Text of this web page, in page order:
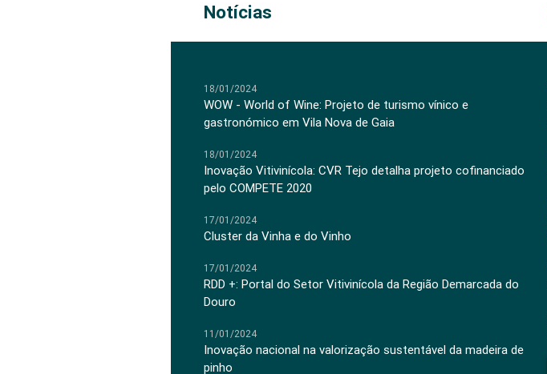
Notícias
18/01/2024
WOW - World of Wine: Projeto de turismo vínico e
gastronómico em Vila Nova de Gaia
18/01/2024
Inovação Vitivinícola: CVR Tejo detalha projeto cofinanciado
pelo COMPETE 2020
17/01/2024
Cluster da Vinha e do Vinho
17/01/2024
RDD +: Portal do Setor Vitivinícola da Região Demarcada do
Douro
11/01/2024
Inovação nacional na valorização sustentável da madeira de
pinho